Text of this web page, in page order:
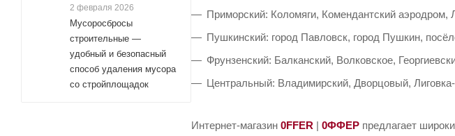
Приморский: Коломяги, Комендантский
Пушкинский: город Павловск, город Пушкин,
Фрунзенский: Балканский, Волковское,
Центральный: Владимирский, Дворцовый,
Интернет-магазин 0FFER | 0ФФЕР предлагает
2 февраля 2026
Мусоросбросы
строительные —
удобный и безопасный
способ удаления мусора
со стройплощадок